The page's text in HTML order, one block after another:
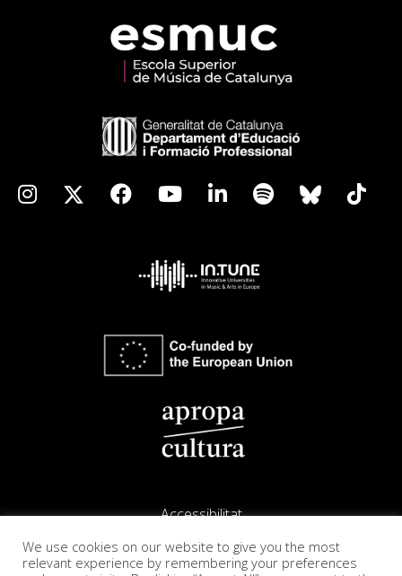
Accessibilitat
Avís legal
We use cookies on our website to give you the most
relevant experience by remembering your preferences